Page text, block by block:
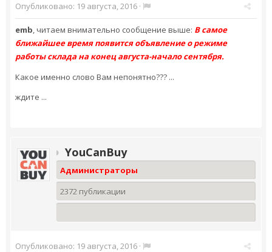
Опубликовано: 19 августа, 2016 ·
emb, читаем внимательно сообщение выше: В самое
ближайшее время появится объявление о режиме
работы склада на конец августа-начало сентября.
Какое именно слово Вам непонятно??? ...
ждите ...
YouCanBuy
Администраторы
2372 публикации
Опубликовано: 19 августа, 2016 ·